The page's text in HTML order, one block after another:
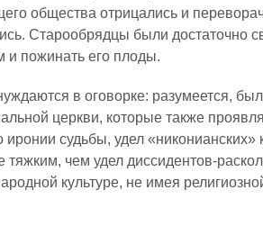
общества отрицались и
Старообрядцы были достаточно
и пожинать его плоды.
в оговорке: разумеется,
церкви, которые также
судьбы, удел «никонианских»
чем удел диссидентов-
культуре, не имея